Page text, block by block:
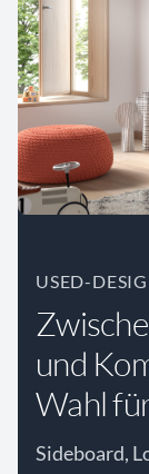
USED-
und
Wahl
Sideboard,